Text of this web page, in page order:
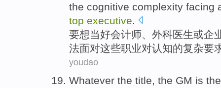
the cognitive complexity facing
top executive
要想当好会计师 外科医生或企
法面对这些职业对认知的复杂要
youdao
Whatever the title, the GM is the